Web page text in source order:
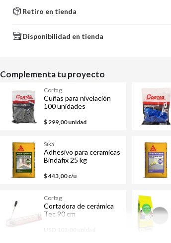
Retiro en tienda
Disponibilidad en tienda
Complementa tu proyecto
Cortag
Cuñas para nivelación
100 unidades
$ 299,00 unidad
Sika
Adhesivo para ceramicas
Bindafix 25 kg
$ 443,00 c/u
Cortag
Cortadora de cerámica
Tec 90 cm